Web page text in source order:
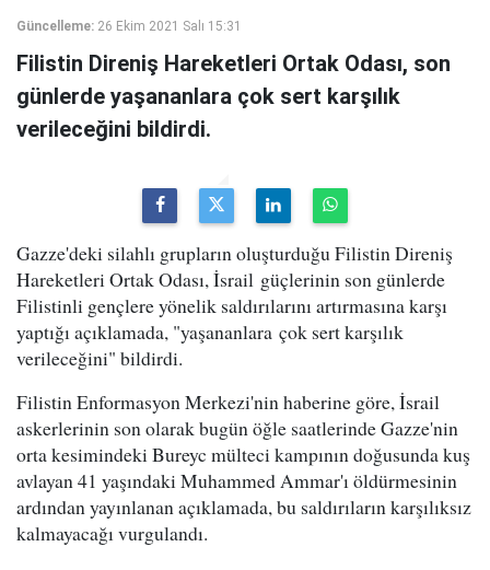
Güncelleme: 26 Ekim 2021 Salı 15:31
Filistin Direniş Hareketleri Ortak Odası, son
günlerde yaşananlara çok sert karşılık
verileceğini bildirdi.
Gazze'deki silahlı grupların oluşturduğu Filistin Direniş
Hareketleri Ortak Odası, İsrail güçlerinin son günlerde
Filistinli gençlere yönelik saldırılarını artırmasına karşı
yaptığı açıklamada, "yaşananlara çok sert karşılık
verileceğini" bildirdi.
Filistin Enformasyon Merkezi'nin haberine göre, İsrail
askerlerinin son olarak bugün öğle saatlerinde Gazze'nin
orta kesimindeki Bureyc mülteci kampının doğusunda kuş
avlayan 41 yaşındaki Muhammed Ammar'ı öldürmesinin
ardından yayınlanan açıklamada, bu saldırıların karşılıksız
kalmayacağı vurgulandı.